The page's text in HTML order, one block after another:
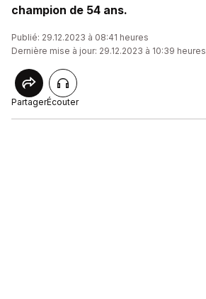
champion de 54 ans.
Publié: 29.12.2023 à 08:41 heures
Dernière mise à jour: 29.12.2023 à 10:39 heures
PartagerÉcouter